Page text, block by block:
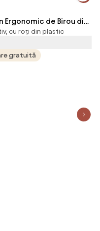
Ergonomic de Birou din
Înălțime Ajustabilă,
cu roți din plastic
gratuită